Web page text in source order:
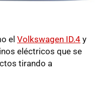
el Volkswagen ID.4 y
eléctricos que se
tirando a